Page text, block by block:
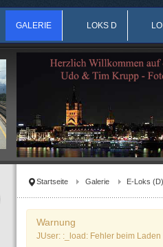
GALERIE LOKS D
Startseite Galerie E-Loks (D)
Warnung
JUser: :_load: Fehler beim